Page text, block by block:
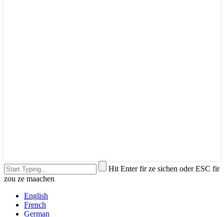
Hit Enter fir ze sichen oder ESC fir
zou ze maachen
English
French
German